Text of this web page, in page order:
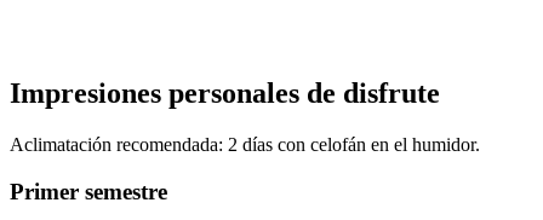
Impresiones personales de disfrute
Aclimatación recomendada: 2 días con celofán en el humidor.
Primer semestre